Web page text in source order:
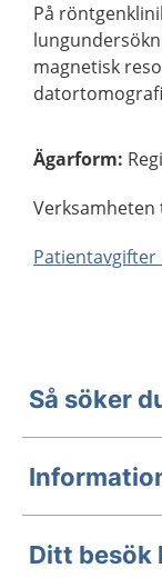
På
magnetisk
Ägarform:
Verksamheten
Patientavgifter
Så söker
Ditt besök